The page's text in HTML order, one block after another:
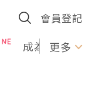
會員登記
成為U更多